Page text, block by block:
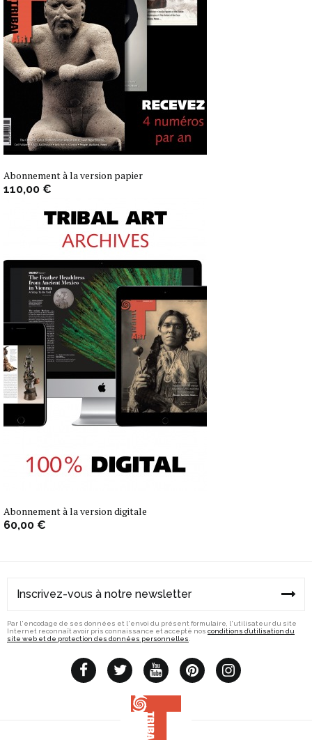
Abonnement à la version papier
110,00 €
Abonnement à la version digitale
60,00 €
Par l'encodage de ses données et l'envoi du présent formulaire, l'utilisateur du site
Internet reconnaît avoir pris connaissance et accepté nos conditions d’utilisation du
site web et de protection des données personnelles